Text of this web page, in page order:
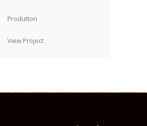
Produttori
View Project